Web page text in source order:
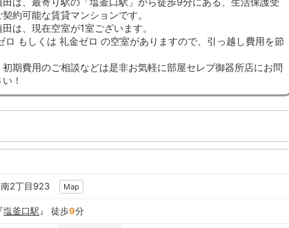
約可能な賃貸マンションです。
は、現在空室が1室ございます。
ロ もしくは 礼金ゼロ の空室がありますので、引っ越し費用を節
期費用のご相談などは是非お気軽に部屋セレブ御器所店にお問
！
2丁目923 Map
塩釜口駅 』 徒歩9分